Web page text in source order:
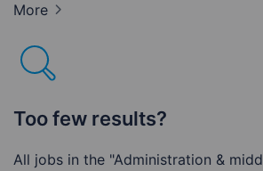
More
Too few results?
All jobs in the "Administration &